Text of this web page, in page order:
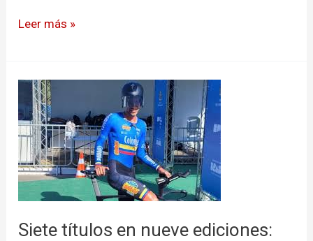
Leer más »
Siete títulos en nueve ediciones:
Siete
títulos
en
nueve
ediciones:
Walter
Vargas
volvió